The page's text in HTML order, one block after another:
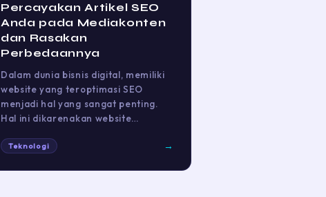
Percayakan Artikel SEO
Anda pada Mediakonten
dan Rasakan
Perbedaannya
Dalam dunia bisnis digital, memiliki
website yang teroptimasi SEO
menjadi hal yang sangat penting.
Hal ini dikarenakan website…
Teknologi →